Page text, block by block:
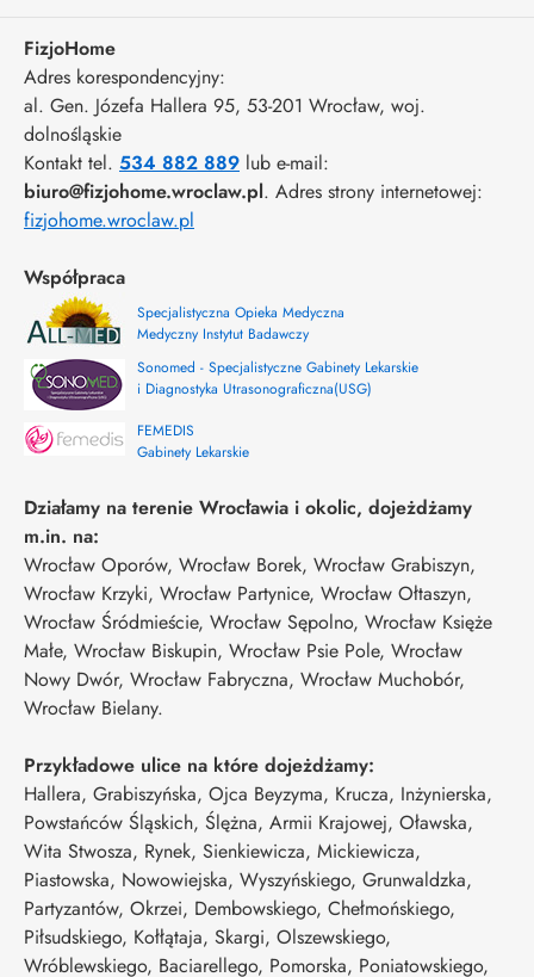
FizjoHome
Adres korespondencyjny:
al. Gen. Józefa Hallera 95, 53-201 Wrocław, woj.
dolnośląskie
Kontakt tel. 534 882 889 lub e-mail:
biuro@fizjohome.wroclaw.pl. Adres strony internetowej:
fizjohome.wroclaw.pl
Współpraca
Specjalistyczna Opieka Medyczna
Medyczny Instytut Badawczy
Sonomed - Specjalistyczne Gabinety Lekarskie
i Diagnostyka Utrasonograficzna(USG)
FEMEDIS
Gabinety Lekarskie
Działamy na terenie Wrocławia i okolic, dojeżdżamy
m.in. na:
Wrocław Oporów, Wrocław Borek, Wrocław Grabiszyn,
Wrocław Krzyki, Wrocław Partynice, Wrocław Ołtaszyn,
Wrocław Śródmieście, Wrocław Sępolno, Wrocław Księże
Małe, Wrocław Biskupin, Wrocław Psie Pole, Wrocław
Nowy Dwór, Wrocław Fabryczna, Wrocław Muchobór,
Wrocław Bielany.
Przykładowe ulice na które dojeżdżamy:
Hallera, Grabiszyńska, Ojca Beyzyma, Krucza, Inżynierska,
Powstańców Śląskich, Ślężna, Armii Krajowej, Oławska,
Wita Stwosza, Rynek, Sienkiewicza, Mickiewicza,
Piastowska, Nowowiejska, Wyszyńskiego, Grunwaldzka,
Partyzantów, Okrzei, Dembowskiego, Chełmońskiego,
Piłsudskiego, Kołłątaja, Skargi, Olszewskiego,
Wróblewskiego, Baciarellego, Pomorska, Poniatowskiego,